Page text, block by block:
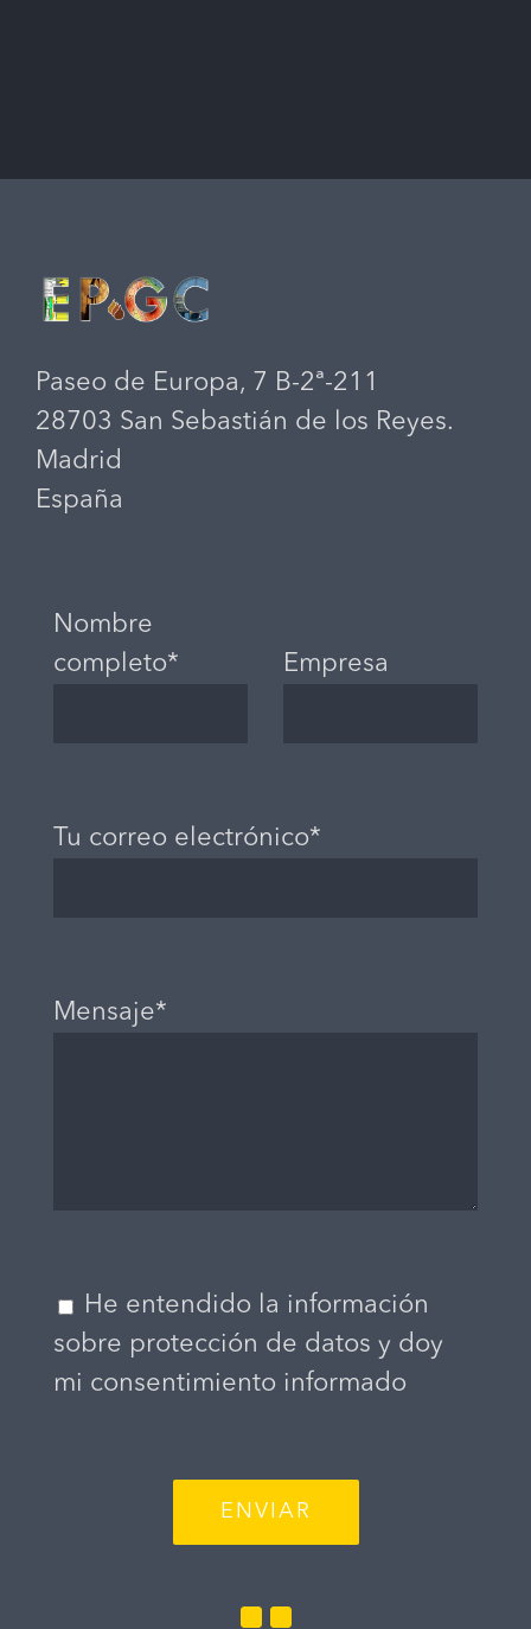
Paseo de Europa, 7 B-2ª-211
28703 San Sebastián de los Reyes.
Madrid
España
Nombre
completo*
Empresa
Tu correo electrónico*
Mensaje*
He entendido la información
sobre protección de datos y doy
mi consentimiento informado